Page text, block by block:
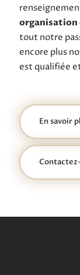
organisation
tout notre
encore plus
est qualifiée
En savoir